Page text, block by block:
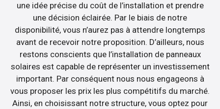
une idée précise du coût de l’installation et prendre
une décision éclairée. Par le biais de notre
disponibilité, vous n’aurez pas à attendre longtemps
avant de recevoir notre proposition. D’ailleurs, nous
restons conscients que l’installation de panneaux
solaires est capable de représenter un investissement
important. Par conséquent nous nous engageons à
vous proposer les prix les plus compétitifs du marché.
Ainsi, en choisissant notre structure, vous optez pour